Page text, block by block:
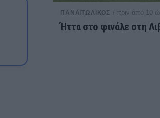
ΠΑΝΑΙΤΩΛΙΚΟΣ / πριν από 10
Ήττα στο φινάλε στη